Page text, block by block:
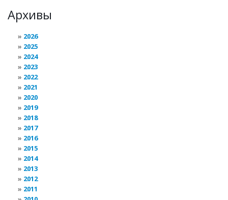
Архивы
2026
2025
2024
2023
2022
2021
2020
2019
2018
2017
2016
2015
2014
2013
2012
2011